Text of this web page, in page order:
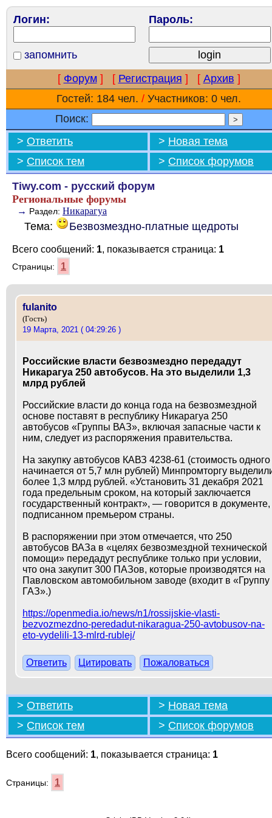
Логин: Пароль:
запомнить
[ Форум ] [ Регистрация ] [ Архив ]
Гостей: 184 чел. / Участников: 0 чел.
Поиск:
> Ответить > Новая тема
> Список тем > Список форумов
Tiwy.com - русский форум
Региональные форумы
→ Раздел: Никарагуа
Тема: Безвозмездно-платные щедроты
Всего сообщений: 1, показывается страница: 1
Страницы: 1
fulanito
(Гость)
19 Марта, 2021 ( 04:29:26 )
Российские власти безвозмездно передадут
Никарагуа 250 автобусов. На это выделили 1,3
млрд рублей
Российские власти до конца года на безвозмездной
основе поставят в республику Никарагуа 250
автобусов «Группы ВАЗ», включая запасные части к
ним, следует из распоряжения правительства.
На закупку автобусов КАВЗ 4238-61 (стоимость одного
начинается от 5,7 млн рублей) Минпромторгу
более 1,3 млрд рублей. «Установить 31 декабря 2021
года предельным сроком, на который заключается
государственный контракт», — говорится в документе,
подписанном премьером страны.
В распоряжении при этом отмечается, что 250
автобусов ВАЗа в «целях безвозмездной технической
помощи» передадут республике только при условии,
что она закупит 300 ПАЗов, которые производятся на
Павловском автомобильном заводе (входит в «Группу
ГАЗ».)
https://openmedia.io/news/n1/rossijskie-vlasti-
bezvozmezdno-peredadut-nikaragua-250-avtobusov-na-
eto-vydelili-13-mlrd-rublej/
Ответить Цитировать Пожаловаться
> Ответить > Новая тема
> Список тем > Список форумов
Всего сообщений: 1, показывается страница: 1
Страницы: 1